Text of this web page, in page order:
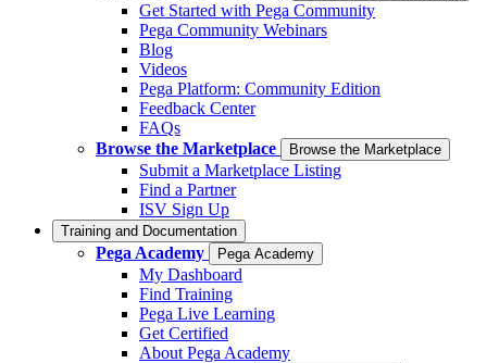
Get Started with Pega Community
Pega Community Webinars
Blog
Videos
Pega Platform: Community Edition
Feedback Center
FAQs
Browse the Marketplace
Browse the Marketplace
Submit a Marketplace Listing
Find a Partner
ISV Sign Up
Training and Documentation
Pega Academy Pega Academy
My Dashboard
Find Training
Pega Live Learning
Get Certified
About Pega Academy